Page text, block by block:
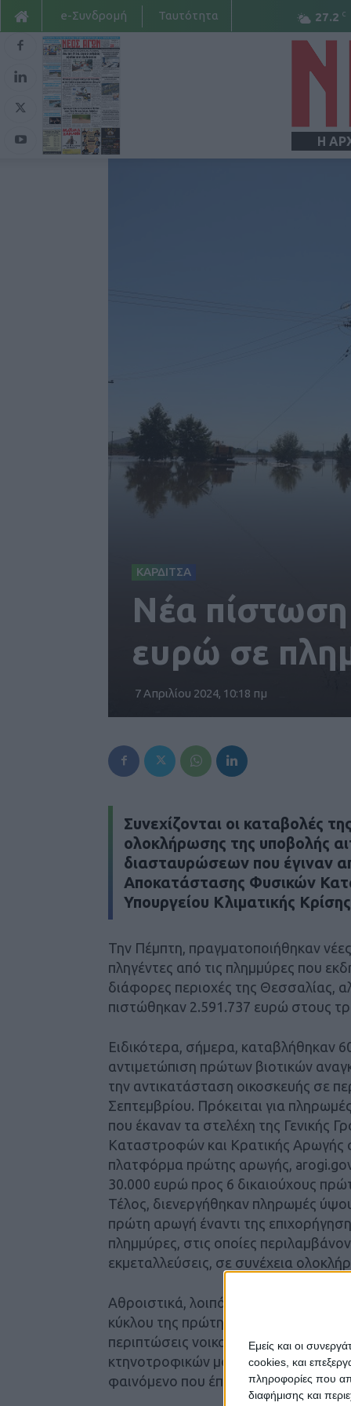
Εμείς και οι
cookies, και
πληροφορίες που
διαφήμισης και
27.2 C
e-Συνδρομή Ταυτότητα
Η
ΚΑΡΔΙΤΣΑ
Νέα
ευρώ σε
7 Απριλίου 2024, 10:18 πμ
Συνεχίζονται οι καταβολές
ολοκλήρωσης της υποβολής
διασταυρώσεων που έγιναν
Αποκατάστασης Φυσικών
Υπουργείου Κλιματικής
Την Πέμπτη, πραγματοποιήθηκαν
πληγέντες από τις πλημμύρες που
διάφορες περιοχές της Θεσσαλίας,
πιστώθηκαν 2.591.737 ευρώ στους
Ειδικότερα, σήμερα, καταβλήθηκαν
αντιμετώπιση πρώτων βιοτικών
την αντικατάσταση οικοσκευής σε
Σεπτεμβρίου. Πρόκειται για
που έκαναν τα στελέχη της Γενικής
Καταστροφών και Κρατικής Αρωγής
πλατφόρμα πρώτης αρωγής,
30.000 ευρώ προς 6 δικαιούχους
Τέλος, διενεργήθηκαν πληρωμές
πρώτη αρωγή έναντι της
πλημμύρες, στις οποίες
εκμεταλλεύσεις, σε συνέχεια
Αθροιστικά, λοιπόν, μέχρι σήμερα,
κύκλου της πρώτης αρωγής,έχουν
περιπτώσεις νοικοκυριών,
κτηνοτροφικών μονάδωνπου
φαινόμενο που έπληξε τη Θεσσαλία,